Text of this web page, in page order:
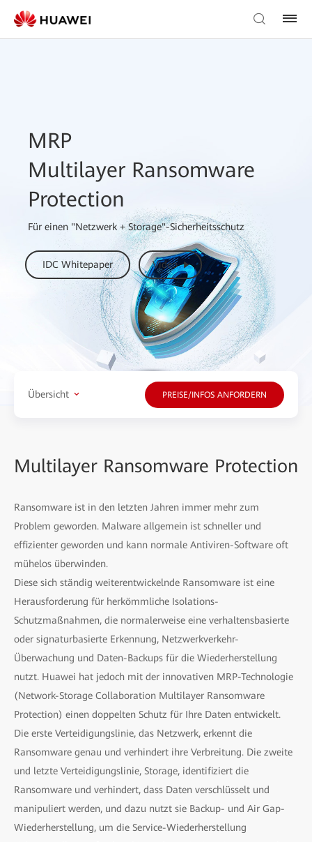
MRP
Multilayer Ransomware
Protection
Für einen "Netzwerk + Storage"-Sicherheitsschutz
IDC Whitepaper Video
Übersicht PREISE/INFOS ANFORDERN
Multilayer Ransomware Protection
Ransomware ist in den letzten Jahren immer mehr zum
Problem geworden. Malware allgemein ist schneller und
effizienter geworden und kann normale Antiviren-Software oft
mühelos überwinden.
Diese sich ständig weiterentwickelnde Ransomware ist eine
Herausforderung für herkömmliche Isolations-
Schutzmaßnahmen, die normalerweise eine verhaltensbasierte
oder signaturbasierte Erkennung, Netzwerkverkehr-
Überwachung und Daten-Backups für die Wiederherstellung
nutzt. Huawei hat jedoch mit der innovativen MRP-Technologie
(Network-Storage Collaboration Multilayer Ransomware
Protection) einen doppelten Schutz für Ihre Daten entwickelt.
Die erste Verteidigungslinie, das Netzwerk, erkennt die
Ransomware genau und verhindert ihre Verbreitung. Die zweite
und letzte Verteidigungslinie, Storage, identifiziert die
Ransomware und verhindert, dass Daten verschlüsselt und
manipuliert werden, und dazu nutzt sie Backup- und Air Gap-
Wiederherstellung, um die Service-Wiederherstellung